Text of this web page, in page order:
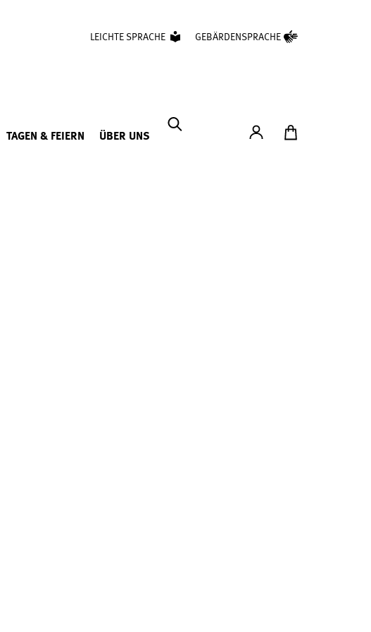
LEICHTE SPRACHE GEBÄRDENSPRACHE
TAGEN & FEIERN ÜBER UNS
Konto Zum Ticketshop